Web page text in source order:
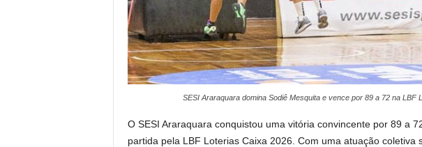
SESI Araraquara domina Sodiê Mesquita e vence por 89 a 72 na LBF
O SESI Araraquara conquistou uma vitória convincente por 89 a
partida pela LBF Loterias Caixa 2026. Com uma atuação coletiva